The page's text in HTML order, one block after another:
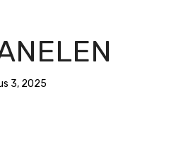
3, 2025